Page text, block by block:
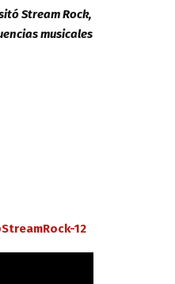
Stream Rock,
musicales
12